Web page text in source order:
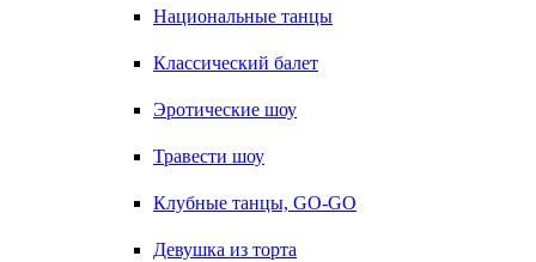
Национальные танцы
Классический балет
Эротические шоу
Травести шоу
Клубные танцы, GO-GO
Девушка из торта